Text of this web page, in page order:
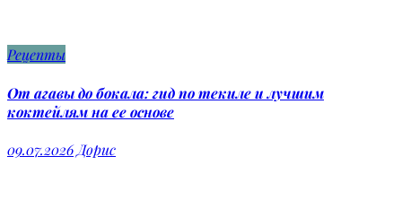
Рецепты
От агавы до бокала: гид по текиле и лучшим
коктейлям на ее основе
09.07.2026 Дорис